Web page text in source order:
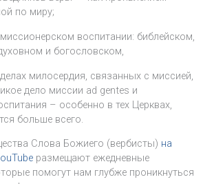
по миру;
воспитании: библейском,
и богословском,
милосердия, связанных с миссией,
дело миссии ad gentes и
– особенно в тех Церквах,
больше всего.
Слова Божиего (вербисты) на
размещают ежедневные
помогут нам глубже проникнуться